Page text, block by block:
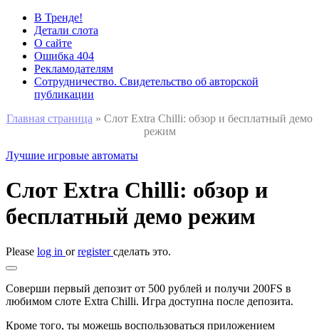
В Тренде!
Детали слота
О сайте
Ошибка 404
Рекламодателям
Сотрудничество. Свидетельство об авторской
публикации
Главная страница » Слот Extra Chilli: обзор и бесплатный демо
режим
Лучшие игровые автоматы
Слот Extra Chilli: обзор и
бесплатный демо режим
Please log in orregisterсделать это.
Соверши первый депозит от 500 рублей и получи 200FS в
любимом слоте Extra Chilli. Игра доступна после депозита.
Кроме того, ты можешь воспользоваться приложением